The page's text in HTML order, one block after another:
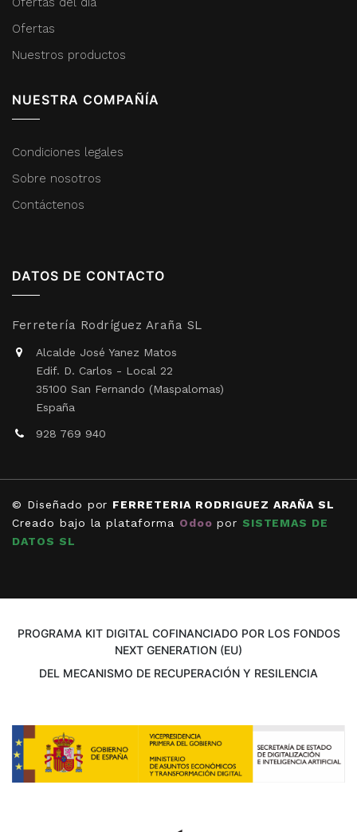
Ofertas
Nuestros productos
NUESTRA COMPAÑÍA
Condiciones legales
Sobre nosotros
Contáctenos
DATOS DE CONTACTO
Ferretería Rodríguez Araña SL
Alcalde José Yanez Matos
Edif. D. Carlos - Local 22
35100 San Fernando (Maspalomas)
España
928 769 940
© Diseñado por FERRETERIA RODRIGUEZ ARAÑA SL
Creado bajo la plataforma Odoo por SISTEMAS DE
DATOS SL
PROGRAMA KIT DIGITAL COFINANCIADO POR LOS FONDOS
NEXT GENERATION (EU)
DEL MECANISMO DE RECUPERACIÓN Y RESILENCIA